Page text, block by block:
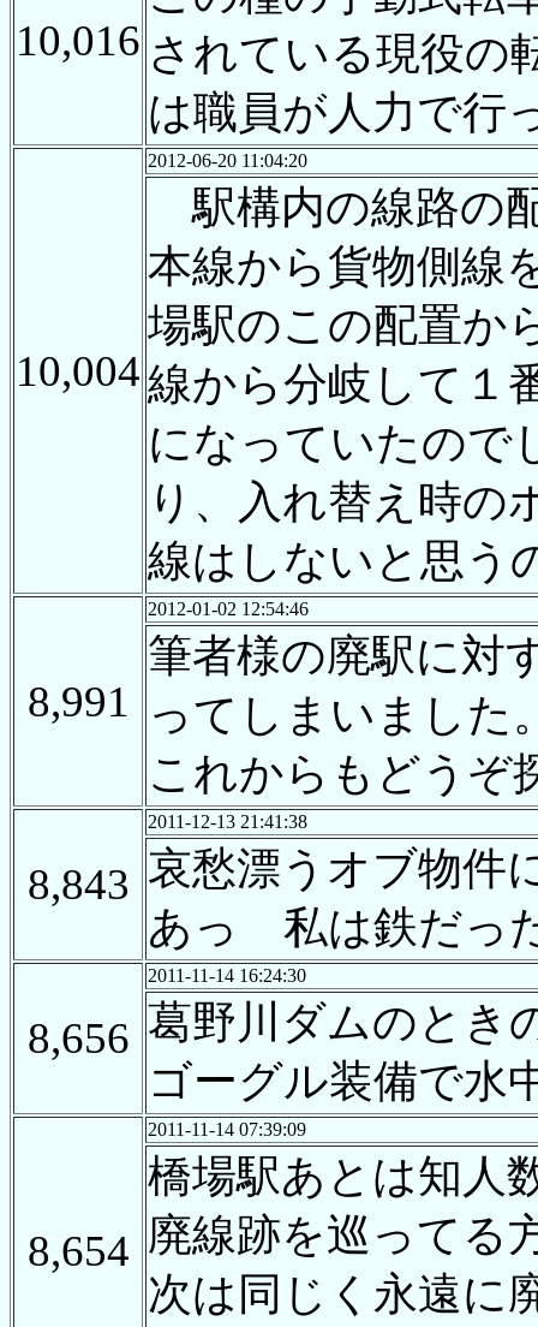
10,016 されている現役の
は職員が人力で行
10,004
2012-06-20 11:04:20
駅構内の線路の
本線から貨物側線
場駅のこの配置か
線から分岐して１
になっていたので
り、入れ替え時の
線はしないと思う
8,991
2012-01-02 12:54:46
筆者様の廃駅に対
ってしまいました
これからもどうぞ
8,843
2011-12-13 21:41:38
哀愁漂うオブ物件
あっ 私は鉄だっ
8,656
2011-11-14 16:24:30
葛野川ダムのとき
ゴーグル装備で水
8,654
2011-11-14 07:39:09
橋場駅あとは知人
廃線跡を巡ってる
次は同じく永遠に